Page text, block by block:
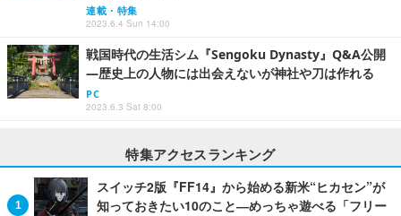
連載・特集
2023.6.4 Sun 14:00
戦国時代の生活シム『Sengoku Dynasty』Q&A公開
―歴史上の人物には出会えないが神社や刀は作れる
PC
2023.6.3 Sat 8:00
特集アクセスランキング
スイッチ2版『FF14』から始める新米“ヒカセン”が
知っておきたい10のこと―めっちゃ遊べる「フリー